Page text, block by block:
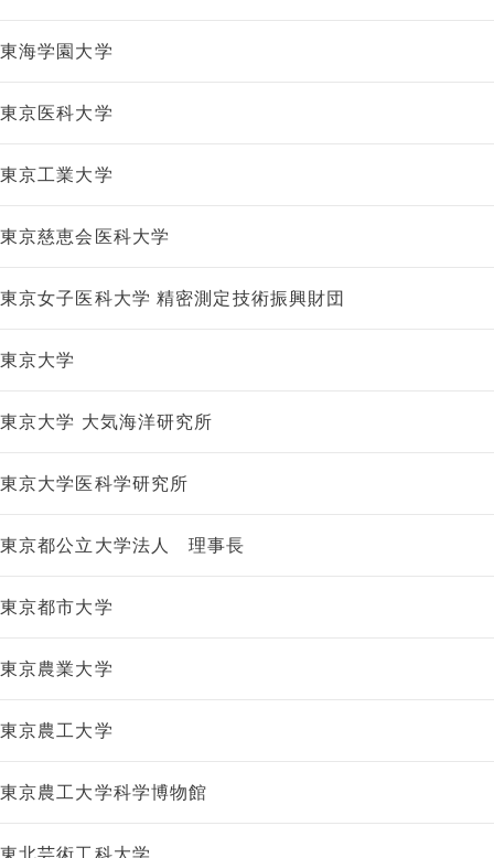
東海学園大学
東京医科大学
東京工業大学
東京慈恵会医科大学
東京女子医科大学 精密測定技術振興財団
東京大学
東京大学 大気海洋研究所
東京大学医科学研究所
東京都公立大学法人 理事長
東京都市大学
東京農業大学
東京農工大学
東京農工大学科学博物館
東北芸術工科大学